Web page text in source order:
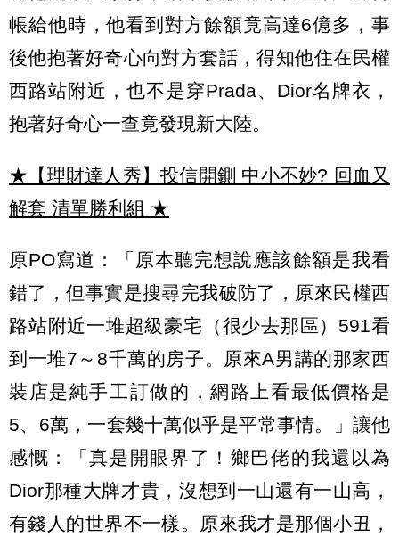
帳給他時，他看到對方餘額竟高達6億多，事
後他抱著好奇心向對方套話，得知他住在民權
西路站附近，也不是穿Prada、Dior名牌衣，
抱著好奇心一查竟發現新大陸。
★【理財達人秀】投信開鍘 中小不妙? 回血又
解套 清單勝利組 ★
原PO寫道：「原本聽完想說應該餘額是我看
錯了，但事實是搜尋完我破防了，原來民權西
路站附近一堆超級豪宅（很少去那區）591看
到一堆7～8千萬的房子。原來A男講的那家西
裝店是純手工訂做的，網路上看最低價格是
5、6萬，一套幾十萬似乎是平常事情。」讓他
感慨：「真是開眼界了！鄉巴佬的我還以為
Dior那種大牌才貴，沒想到一山還有一山高，
有錢人的世界不一樣。原來我才是那個小丑，